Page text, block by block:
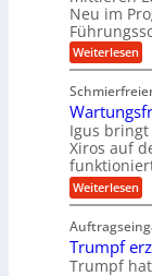
m
g
e
b
u
n
g
e
n
h
i
n
e
n
e
H
u
b
e
w
e
g
u
n
g
e
t
i
v
e
n
d
M
a
s
c
h
i
e
n
b
W
e
r
k
z
e
u
g
k
r
e
i
s
a
u
f
Neu im
Weiterlesen:
K
g
e
l
s
c
h
i
e
e
n
f
Igus
Xiros auf
Weiterlesen:
W
r
t
u
Trumpf
Trumpf